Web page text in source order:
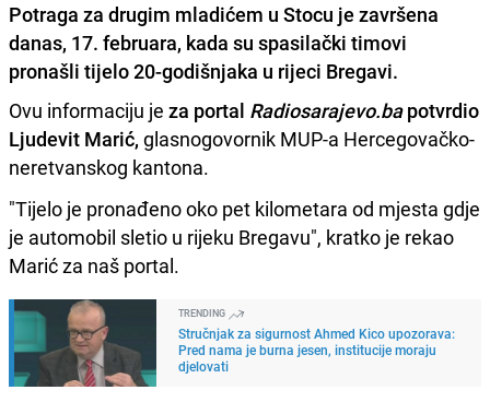
Potraga za drugim mladićem u Stocu je završena
danas, 17. februara, kada su spasilački timovi
pronašli tijelo 20-godišnjaka u rijeci Bregavi.
Ovu informaciju je za portal Radiosarajevo.bapotvrdio
Ljudevit Marić, glasnogovornik MUP-a Hercegovačko-
neretvanskog kantona.
"Tijelo je pronađeno oko pet kilometara od mjesta gdje
je automobil sletio u rijeku Bregavu", kratko je rekao
Marić za naš portal.
TRENDING
Stručnjak za sigurnost Ahmed Kico upozorava:
Pred nama je burna jesen, institucije moraju
djelovati